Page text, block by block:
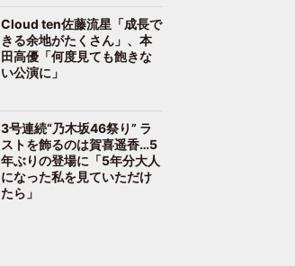
Cloud ten佐藤流星「成長で
きる余地がたくさん」、本
田高優「何度見ても飽きな
い公演に」
3号連続“乃木坂46祭り” ラ
ストを飾るのは賀喜遥香…5
年ぶりの登場に「5年分大人
になった私を見ていただけ
たら」